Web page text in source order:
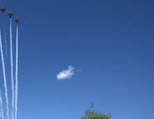
Denizli
Diyarbakır